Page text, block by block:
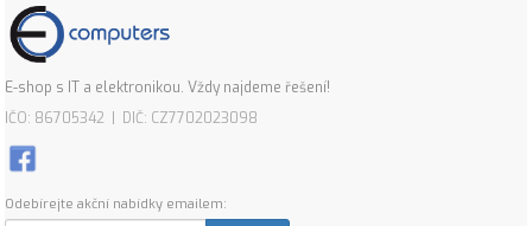
E-shop s IT a elektronikou. Vždy najdeme řešení!
IČO: 86705342 | DIČ: CZ7702023098
Odebírejte akční nabídky emailem: